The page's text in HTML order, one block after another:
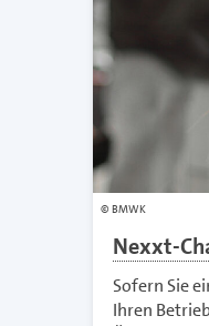
BMWK
Nexxt-
Sofern Sie
Ihren